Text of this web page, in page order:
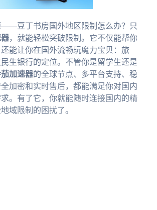
——豆丁书房国外地区限制怎么办？只
，就能轻松突破限制。它不仅能帮你
能让你在国外流畅玩魔力宝贝：旅
生银行的定位。不管你是留学生还是
加速器的全球节点、多平台支持、稳
加密和实时售后，都能满足你对国内
。有了它，你就能随时连接国内的精
域限制的困扰了。